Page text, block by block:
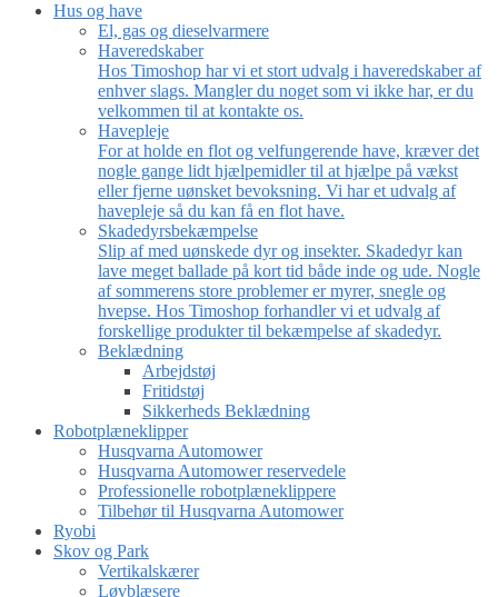
Hus og have
El, gas og dieselvarmere
Haveredskaber
Hos Timoshop har vi et stort udvalg i haveredskaber af
enhver slags. Mangler du noget som vi ikke har, er du
velkommen til at kontakte os.
Havepleje
For at holde en flot og velfungerende have, kræver det
nogle gange lidt hjælpemidler til at hjælpe på vækst
eller fjerne uønsket bevoksning. Vi har et udvalg af
havepleje så du kan få en flot have.
Skadedyrsbekæmpelse
Slip af med uønskede dyr og insekter. Skadedyr kan
lave meget ballade på kort tid både inde og ude. Nogle
af sommerens store problemer er myrer, snegle og
hvepse. Hos Timoshop forhandler vi et udvalg af
forskellige produkter til bekæmpelse af skadedyr.
Beklædning
Arbejdstøj
Fritidstøj
Sikkerheds Beklædning
Robotplæneklipper
Husqvarna Automower
Husqvarna Automower reservedele
Professionelle robotplæneklippere
Tilbehør til Husqvarna Automower
Ryobi
Skov og Park
Vertikalskærer
Løvblæsere